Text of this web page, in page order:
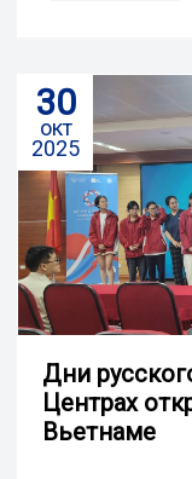
30
окт
2025
Дни
Центрах
Вьетнаме